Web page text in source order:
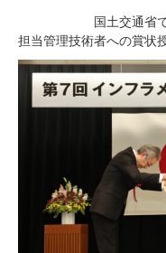
国土交通省での受
担当管理技術者への賞状